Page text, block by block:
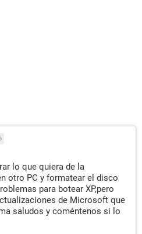
lo que quiera de la
otro PC y formatear el disco
para botear XP,pero
de Microsoft que
saludos y coméntenos si lo